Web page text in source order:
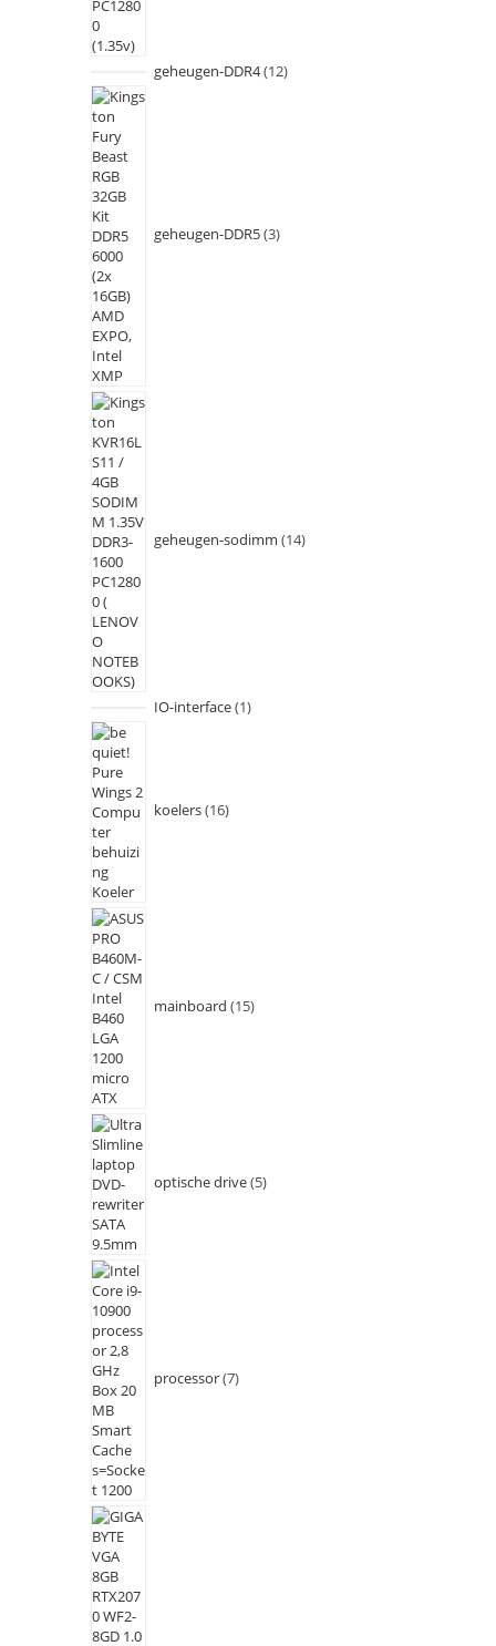
geheugen-DDR4 12
geheugen-DDR5 3
geheugen-sodimm 14
IO-interface 1
koelers 16
mainboard 15
optische drive 5
processor 7